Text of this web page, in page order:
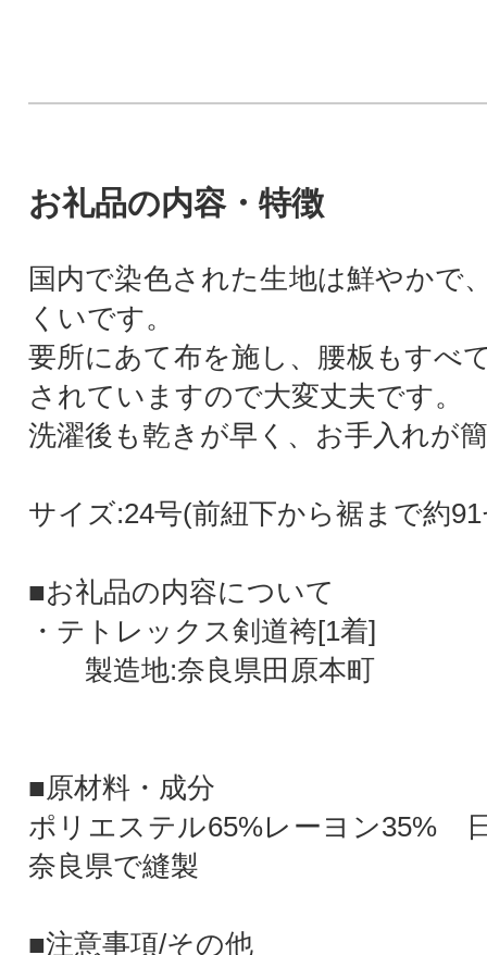
お礼品の内容・特徴
国内で染色された生地は鮮やかで
くいです。
要所にあて布を施し、腰板もすべ
されていますので大変丈夫です。
洗濯後も乾きが早く、お手入れが
サイズ:24号(前紐下から裾まで約
■お礼品の内容について
・テトレックス剣道袴[1着]
製造地:奈良県田原本町
■原材料・成分
ポリエステル65%レーヨン35%
奈良県で縫製
■注意事項/その他